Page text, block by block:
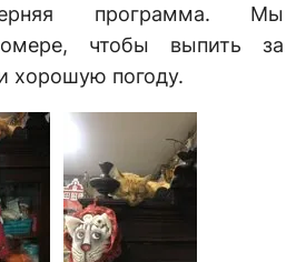
программа. Мы
чтобы выпить за
хорошую погоду.